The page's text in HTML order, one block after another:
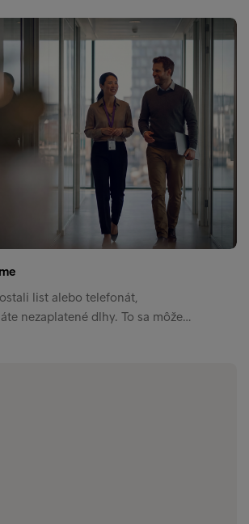
list alebo telefonát,
nezaplatené dlhy. To sa môže…